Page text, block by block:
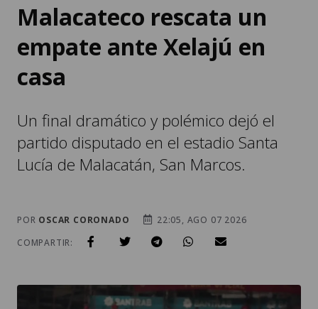
Malacateco rescata un
empate ante Xelajú en
casa
Un final dramático y polémico dejó el
partido disputado en el estadio Santa
Lucía de Malacatán, San Marcos.
POR OSCAR CORONADO
22:05, AGO 07 2026
COMPARTIR: